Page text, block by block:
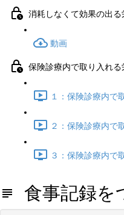
消耗しなくて効果の出る
動画
保険診療内で取り入れる
１：保険診療内で
２：保険診療内で
３：保険診療内で
食事記録を